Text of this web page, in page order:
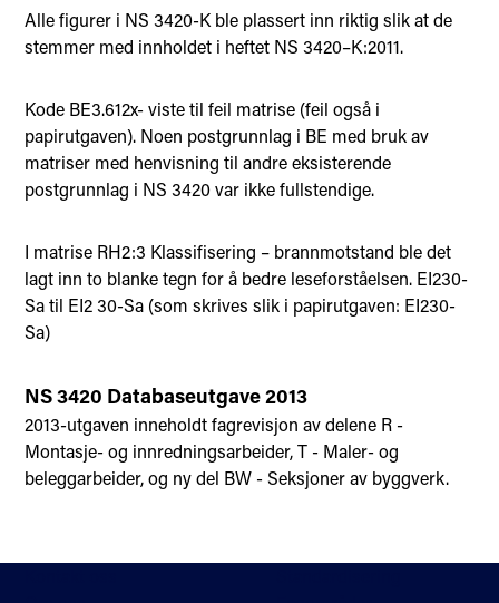
Alle figurer i NS 3420-K ble plassert inn riktig slik at de
stemmer med innholdet i heftet NS 3420–K:2011.
Kode BE3.612x- viste til feil matrise (feil også i
papirutgaven). Noen postgrunnlag i BE med bruk av
matriser med henvisning til andre eksisterende
postgrunnlag i NS 3420 var ikke fullstendige.
I matrise RH2:3 Klassifisering – brannmotstand ble det
lagt inn to blanke tegn for å bedre leseforståelsen. EI230-
Sa til EI2 30-Sa (som skrives slik i papirutgaven: EI230-
Sa)
NS 3420 Databaseutgave 2013
2013-utgaven inneholdt fagrevisjon av delene R -
Montasje- og innredningsarbeider, T - Maler- og
beleggarbeider, og ny del BW - Seksjoner av byggverk.